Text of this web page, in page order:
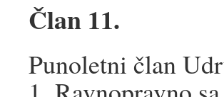
Član 11.
Punoletni član